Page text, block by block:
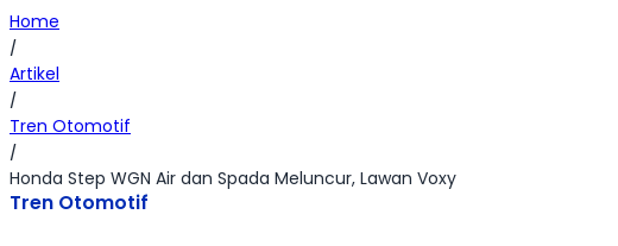
Home
/
Artikel
/
Tren Otomotif
/
Honda Step WGN Air dan Spada Meluncur, Lawan Voxy
Tren Otomotif